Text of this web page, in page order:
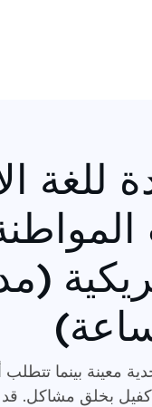
للغة
معينة بينما تتطلب
كفيل بخلق مشاكل.